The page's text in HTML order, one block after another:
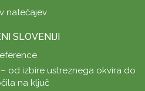
natečajev
SLOVENIJI
od izbire ustreznega okvira do
na ključ